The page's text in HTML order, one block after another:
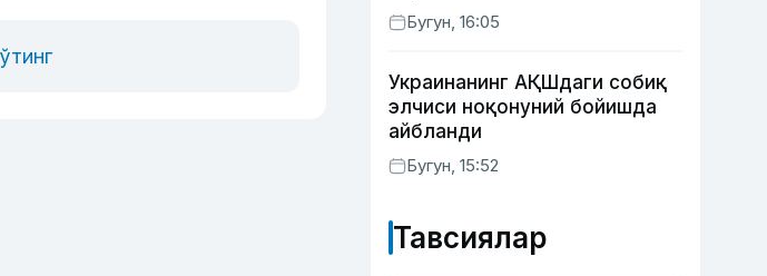
тармоқлардаги фейк
хабарларга изоҳ берилди
Бугун, 16:05
Украинанинг АҚШдаги собиқ
элчиси ноқонуний бойишда
айбланди
Бугун, 15:52
Тавсиялар